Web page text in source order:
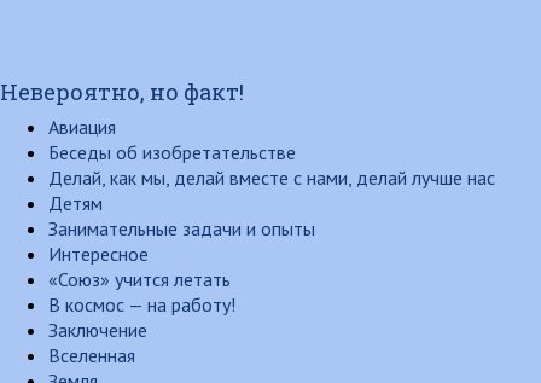
Невероятно, но факт!
Авиация
Беседы об изобретательстве
Делай, как мы, делай вместе с нами, делай лучше нас
Детям
Занимательные задачи и опыты
Интересное
«Союз» учится летать
В космос — на работу!
Заключение
Вселенная